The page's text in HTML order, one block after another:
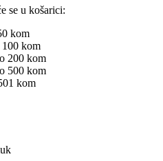
se u košarici:
kom
kom
200 kom
500 kom
kom